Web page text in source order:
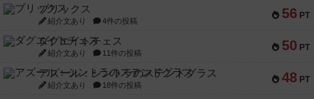
56 PT
ブリックス
紹介文あり 4件の投稿
50 PT
ダグエイトチェス
紹介文あり 11件の投稿
48 PT
アズール：シントラのステンドグラス
紹介文あり 18件の投稿